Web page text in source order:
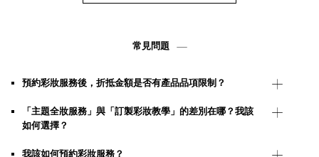
常見問題
預約彩妝服務後，折抵金額是否有產品品項限制？
「主題全妝服務」與「訂製彩妝教學」的差別在哪？我該
如何選擇？
我該如何預約彩妝服務？